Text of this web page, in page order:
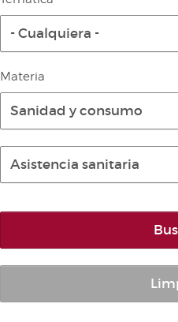
Diario de la
Informe BOC
Publicaciones no
Anuario de Derecho
Temes de Les Corts
Cortes Forales
Otras publicaciones
- Cualquiera -
Materia
Sanidad y consumo
Asistencia sanitaria